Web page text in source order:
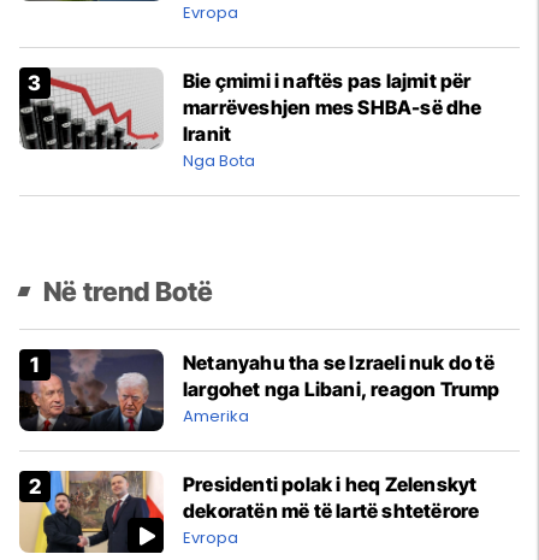
Evropa
Bie çmimi i naftës pas lajmit për
marrëveshjen mes SHBA-së dhe
Iranit
Nga Bota
Në trend Botë
Netanyahu tha se Izraeli nuk do të
largohet nga Libani, reagon Trump
Amerika
Presidenti polak i heq Zelenskyt
dekoratën më të lartë shtetërore
Evropa